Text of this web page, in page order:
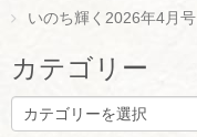
いのち輝く2026年4月号
カテゴリー
カ
テ